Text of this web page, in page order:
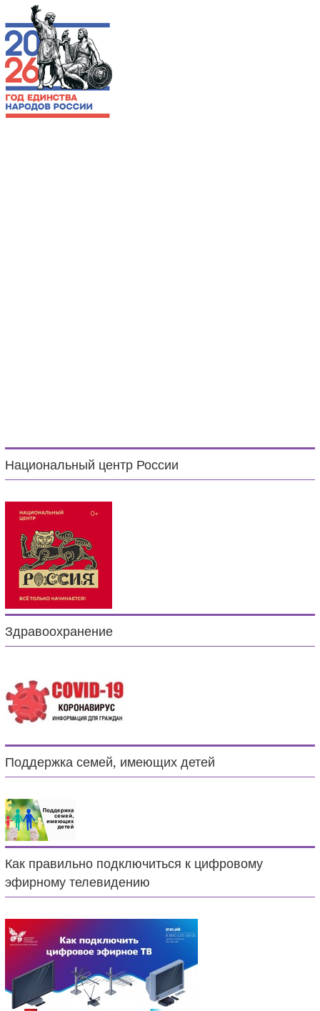
Национальный центр России
Здравоохранение
Поддержка семей, имеющих детей
Как правильно подключиться к цифровому
эфирному телевидению